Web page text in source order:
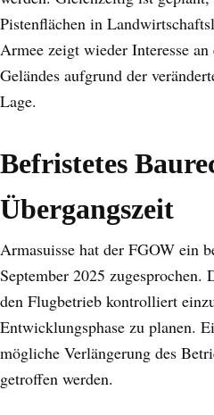
Pistenflächen in
Armee zeigt wieder Interesse
Geländes aufgrund der
Lage.
Befristetes
Übergangszeit
Armasuisse hat der FGOW ein
September 2025 zugesprochen.
den Flugbetrieb kontrolliert
Entwicklungsphase zu planen.
mögliche Verlängerung des
getroffen werden.